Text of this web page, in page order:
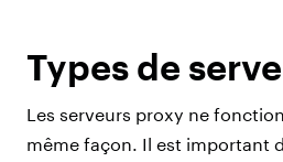
Types de
Les serveurs proxy ne
même façon. Il est important